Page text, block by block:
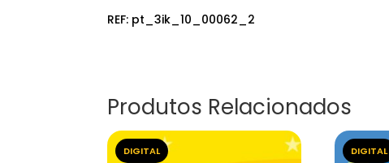
REF: pt_3ik_10_00062_2
Produtos Relacionados
DIGITAL DIGITAL